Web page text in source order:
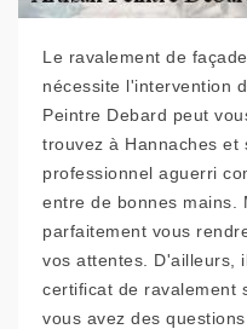
Le ravalement de
nécessite l'intervention
Peintre Debard peut
trouvez à Hannaches et
professionnel aguerri
entre de bonnes mains.
parfaitement vous
vos attentes. D'ailleurs,
certificat de ravalement
vous avez des questions